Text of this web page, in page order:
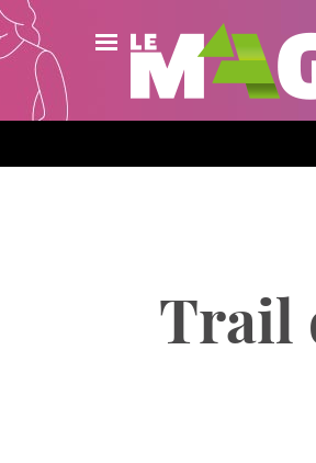
Actualités
Agenda
ContactTrail